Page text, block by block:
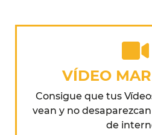
VÍDEO
Consigue que tus
vean y no
de